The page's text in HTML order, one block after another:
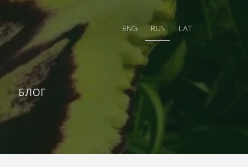
ENG RUS LAT
БЛОГ